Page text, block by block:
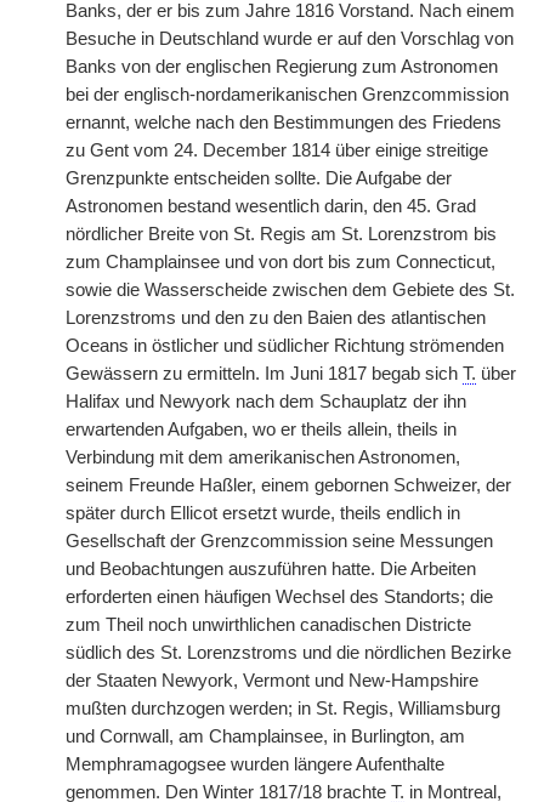
Banks, der er bis zum Jahre 1816 Vorstand. Nach einem
Besuche in Deutschland wurde er auf den Vorschlag von
Banks von der englischen Regierung zum Astronomen
bei der englisch-nordamerikanischen Grenzcommission
ernannt, welche nach den Bestimmungen des Friedens
zu Gent vom 24. December 1814 über einige streitige
Grenzpunkte entscheiden sollte. Die Aufgabe der
Astronomen bestand wesentlich darin, den 45. Grad
nördlicher Breite von St. Regis am St. Lorenzstrom bis
zum Champlainsee und von dort bis zum Connecticut,
sowie die Wasserscheide zwischen dem Gebiete des St.
Lorenzstroms und den zu den Baien des atlantischen
Oceans in östlicher und südlicher Richtung strömenden
Gewässern zu ermitteln. Im Juni 1817 begab sich T. über
Halifax und Newyork nach dem Schauplatz der ihn
erwartenden Aufgaben, wo er theils allein, theils in
Verbindung mit dem amerikanischen Astronomen,
seinem Freunde Haßler, einem gebornen Schweizer, der
später durch Ellicot ersetzt wurde, theils endlich in
Gesellschaft der Grenzcommission seine Messungen
und Beobachtungen auszuführen hatte. Die Arbeiten
erforderten einen häufigen Wechsel des Standorts; die
zum Theil noch unwirthlichen canadischen Districte
südlich des St. Lorenzstroms und die nördlichen Bezirke
der Staaten Newyork, Vermont und New-Hampshire
mußten durchzogen werden; in St. Regis, Williamsburg
und Cornwall, am Champlainsee, in Burlington, am
Memphramagogsee wurden längere Aufenthalte
genommen. Den Winter 1817/18 brachte T. in Montreal,